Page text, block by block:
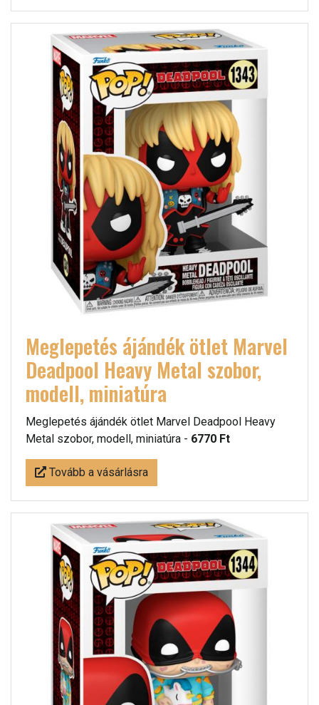
Meglepetés ájándék ötlet Marvel
Deadpool Heavy Metal szobor,
modell, miniatúra
Meglepetés ájándék ötlet Marvel Deadpool Heavy
Metal szobor, modell, miniatúra - 6770 Ft
Tovább a vásárlásra